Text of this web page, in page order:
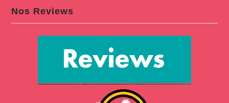
Nos Reviews